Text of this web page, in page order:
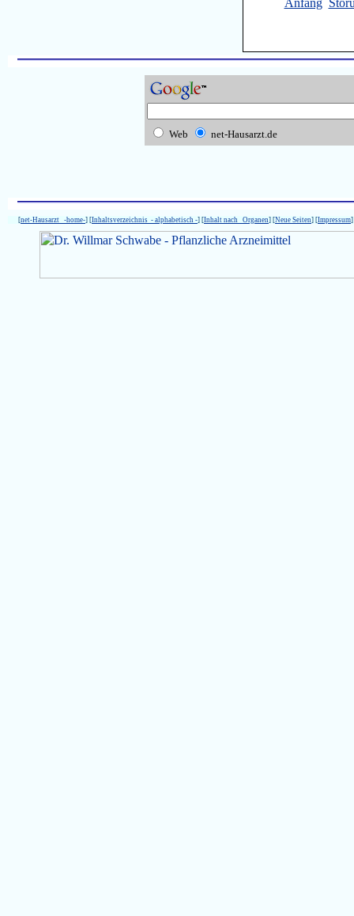
Anfang
Web net-Hausarzt.de
[net-Hausarzt -home-] [Inhaltsverzeichnis - alphabetisch -] [Inhalt nach Organen] [Neue Seiten] [Impressum]